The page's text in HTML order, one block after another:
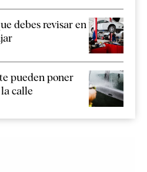
debes revisar en
pueden poner
calle